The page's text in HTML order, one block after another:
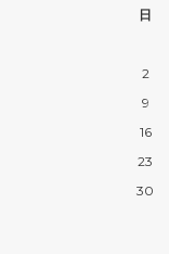
日
2
9
16
23
30